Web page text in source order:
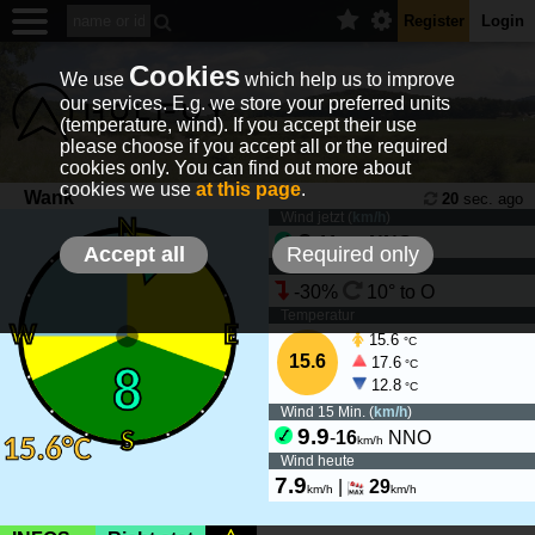
Register Login
Wank 20 sec. ago
Wind jetzt ( )
8 km/h NNO
Wind Tendenz
-30% 10° to O
Temperatur
15.6
15.6 °C
17.6°C
12.8°C
Wind 15 Min. (km/h)
9.9-16km/h NNO
Wind heute
7.9km/h 29km/h
We use Cookies which help us to improve
our services. E.g. we store your preferred units
(temperature, wind). If you accept their use
please choose if you accept all or the required
cookies only. You can find out more about
cookies we use at this page.
Accept all Required only